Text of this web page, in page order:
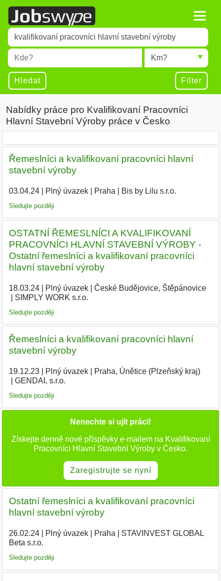
Title
Type 1 or more characters for results.
Místo
Type 1 or more characters for results.
Radius
Hledat Filter
Nabídky práce pro Kvalifikovaní Pracovníci
Hlavní Stavební Výroby práce v Česko
Řemeslníci a kvalifikovaní pracovníci hlavní
stavební výroby
03.04.24| Plný úvazek| Praha Bis by Lilu s.r.o.
Sledujte později
OSTATNÍ ŘEMESLNÍCI A KVALIFIKOVANÍ
PRACOVNÍCI HLAVNÍ STAVEBNÍ VÝROBY -
Ostatní řemeslníci a kvalifikovaní pracovníci
hlavní stavební výroby
18.03.24| Plný úvazek| České Budějovice, Štěpánovice|
SIMPLY WORK s.r.o.
Sledujte později
Řemeslníci a kvalifikovaní pracovníci hlavní
stavební výroby
19.12.23| Plný úvazek| Praha, Únětice (Plzeňský kraj)|
GENDAI, s.r.o.
Sledujte později
Nenechte si ujít práci!
Získejte denně nové příspěvky e-mailem na Kvalifikovaní
Pracovníci Hlavní Stavební Výroby v Česko.
Zaregistrujte se nyní
Ostatní řemeslníci a kvalifikovaní pracovníci
hlavní stavební výroby
26.02.24| Plný úvazek| Praha
STAVINVEST GLOBAL
Beta s.r.o.
Sledujte později